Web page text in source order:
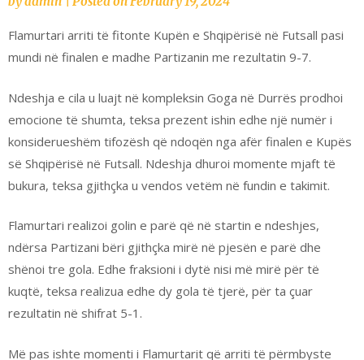
Flamurtari arriti të fitonte Kupën e Shqipërisë në Futsall pasi
mundi në finalen e madhe Partizanin me rezultatin 9-7.
Ndeshja e cila u luajt në kompleksin Goga në Durrës prodhoi
emocione të shumta, teksa prezent ishin edhe një numër i
konsiderueshëm tifozësh që ndoqën nga afër finalen e Kupës
së Shqipërisë në Futsall. Ndeshja dhuroi momente mjaft të
bukura, teksa gjithçka u vendos vetëm në fundin e takimit.
Flamurtari realizoi golin e parë që në startin e ndeshjes,
ndërsa Partizani bëri gjithçka mirë në pjesën e parë dhe
shënoi tre gola. Edhe fraksioni i dytë nisi më mirë për të
kuqtë, teksa realizua edhe dy gola të tjerë, për ta çuar
rezultatin në shifrat 5-1.
Më pas ishte momenti i Flamurtarit që arriti të përmbyste